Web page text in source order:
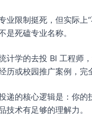
业限制挺死，但实际上
是死磕专业名称。
计学的去投 BI 工程师
历或校园推广案例，完
递的核心逻辑是：你
技术有足够的理解力。